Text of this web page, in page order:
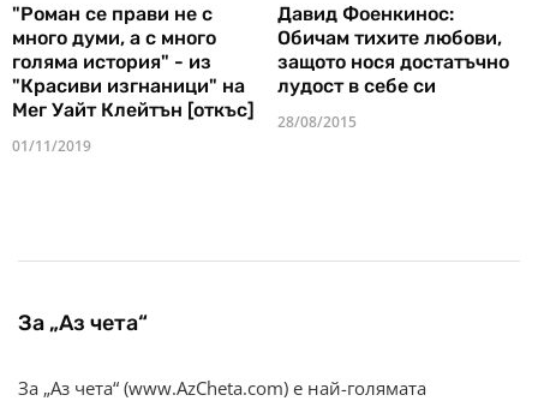
"Роман се прави не с
много думи, а с много
голяма история" - из
"Красиви изгнаници" на
Мег Уайт Клейтън [откъс]
01/11/2019
Давид Фоенкинос:
Обичам тихите любови,
защото нося достатъчно
лудост в себе си
28/08/2015
За „Аз чета“
За „Аз чета“ (www.AzCheta.com) е най-голямата